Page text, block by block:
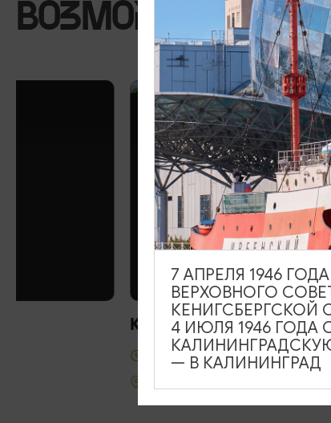
ВОЗМОЖНО ВАС
Вс-Пт: 11:00-21:00, Сб: 13:00-21:00
7 АПРЕЛЯ 1946
ВЕРХОВНОГО
КЕНИГСБЕРГСКОЙ
4 ИЮЛЯ 1946 ГОДА
— В КАЛИНИНГРАД